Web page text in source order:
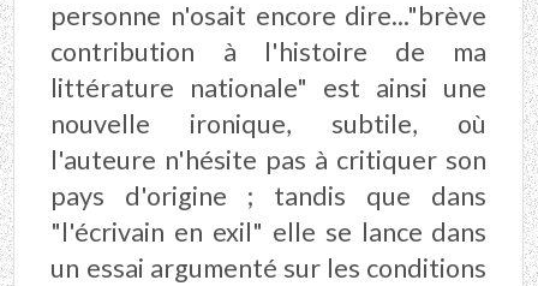
personne n'osait encore dire..."brève
contribution à l'histoire de ma
littérature nationale" est ainsi une
nouvelle ironique, subtile, où
l'auteure n'hésite pas à critiquer son
pays d'origine ; tandis que dans
"l'écrivain en exil" elle se lance dans
un essai argumenté sur les conditions